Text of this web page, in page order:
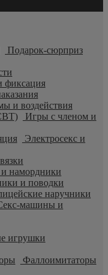
Подарок-сюрприз
фиксация
и воздействия
Игры с членом и
Электросекс и
намордники
и поводки
наручники
машины и
игрушки
Фаллоимитаторы